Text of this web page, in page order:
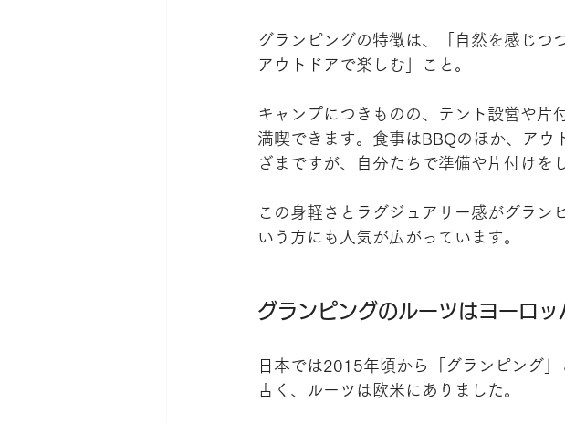
グランピングの特徴は、「自然を感じつ
アウトドアで楽しむ」こと。
キャンプにつきものの、テント設営や片
満喫できます。食事はBBQのほか、アウ
ざまですが、自分たちで準備や片付けを
この身軽さとラグジュアリー感がグラン
いう方にも人気が広がっています。
グランピングのルーツはヨーロッ
日本では2015年頃から「グランピング
古く、ルーツは欧米にありました。